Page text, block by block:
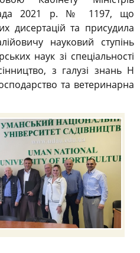
2021 р. № 1197, що
дисертацій та присудила
науковий ступінь
наук зі спеціальності
з галузі знань Н
та ветеринарна